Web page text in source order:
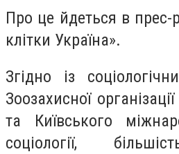
Про це йдеться в прес-
клітки Україна».
Згідно із
Зоозахисної
та Київського
соціології,